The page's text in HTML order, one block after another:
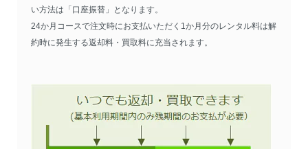
い方法は「口座振替」となります。
24か月コースで注文時にお支払いただく1か月分のレンタル料は解
約時に発生する返却料・買取料に充当されます。